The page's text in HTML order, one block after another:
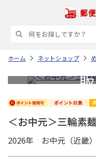
ホーム ネットショップ
＜お中元＞三輪
2026年 お中元（近畿）